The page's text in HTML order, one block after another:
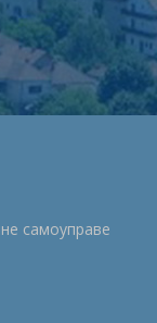
самоуправе